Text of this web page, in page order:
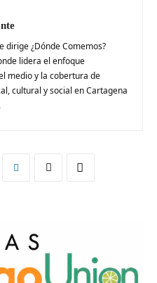
dirige ¿Dónde Comemos?
lidera el enfoque
medio y la cobertura de
cultural y social en Cartagena